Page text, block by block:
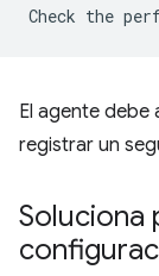
El agente debe
registrar un
Soluciona